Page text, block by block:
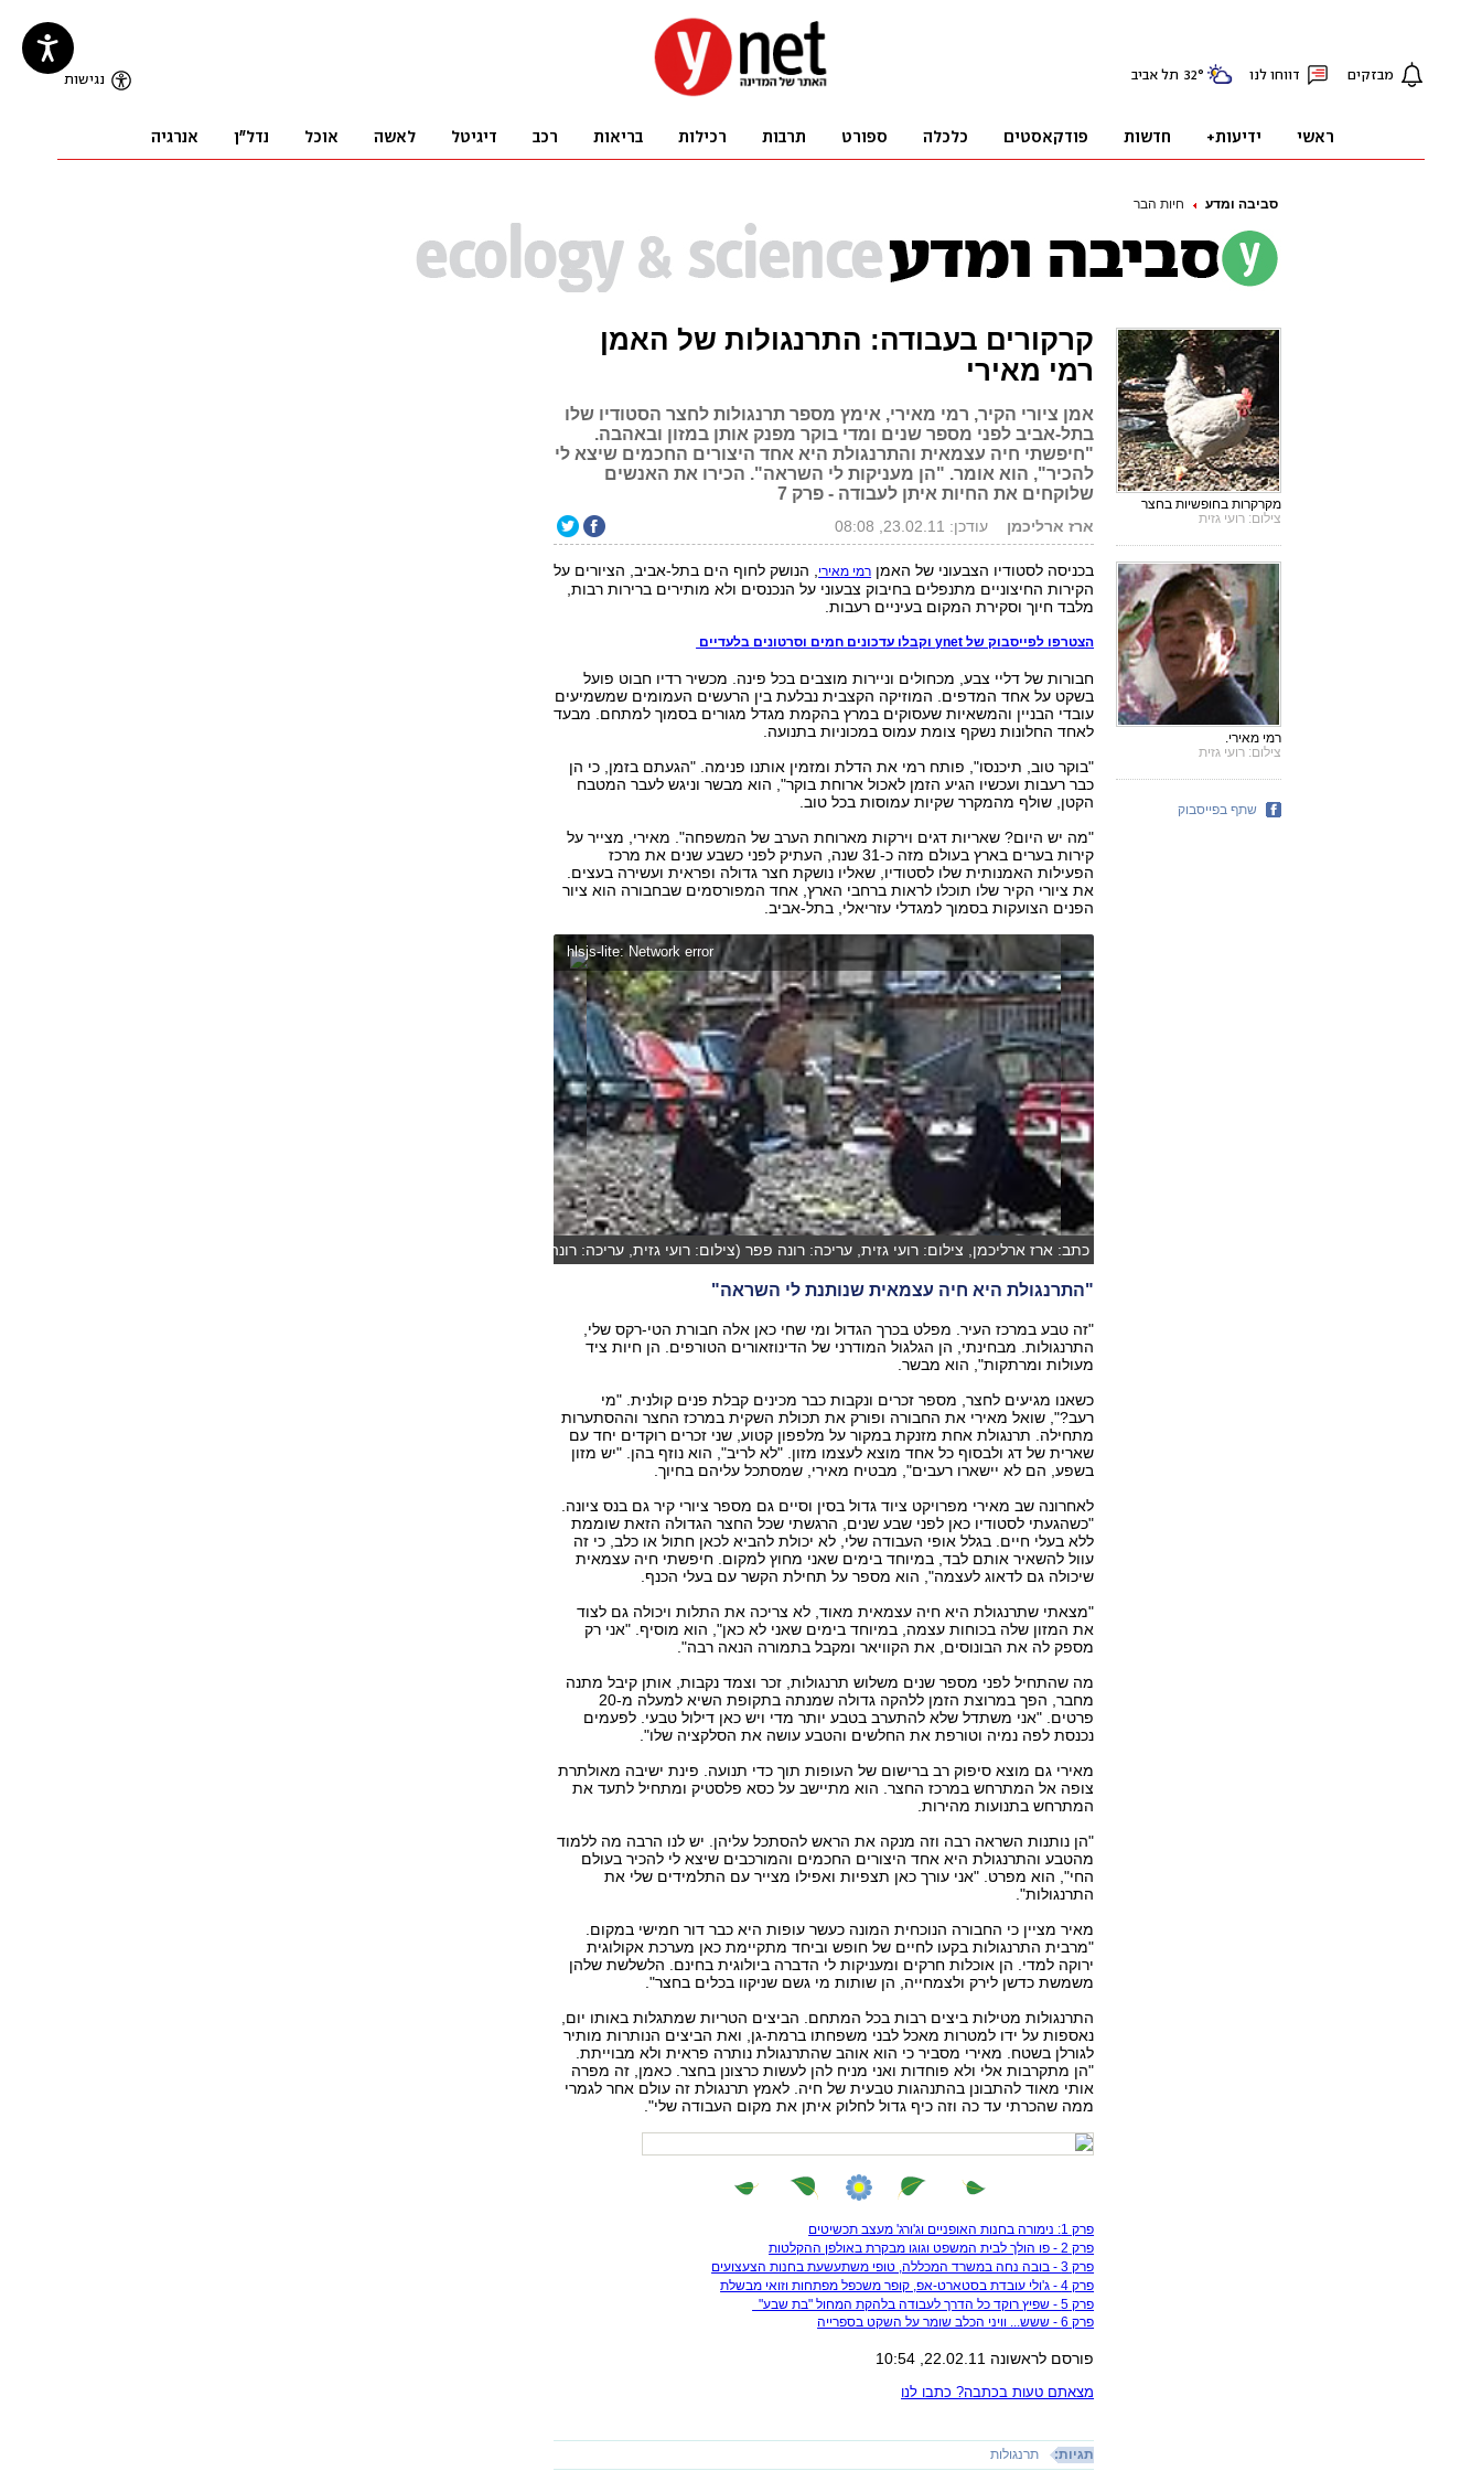
סביבה ומדע חיות הבר
קרקורים בעבודה: התרנגולות של האמן
רמי מאירי
אמן ציורי הקיר, רמי מאירי, אימץ מספר תרנגולות לחצר הסטודיו שלו
בתל-אביב לפני מספר שנים ומדי בוקר מפנק אותן במזון ובאהבה.
"חיפשתי חיה עצמאית והתרנגולת היא אחד היצורים החכמים שיצא לי
להכיר", הוא אומר. "הן מעניקות לי השראה". הכירו את האנשים
שלוקחים את החיות איתן לעבודה - פרק 7
ארז ארליכמן עודכן: 23.02.11, 08:08
בכניסה לסטודיו הצבעוני של האמן רמי מאירי, הנושק לחוף הים בתל-אביב, הציורים על
הקירות החיצוניים מתנפלים בחיבוק צבעוני על הנכנסים ולא מותירים ברירות רבות,
מלבד חיוך וסקירת המקום בעיניים רעבות.
הצטרפו לפייסבוק של ynet וקבלו עדכונים חמים וסרטונים בלעדיים
חבורות של דליי צבע, מכחולים וניירות מוצבים בכל פינה. מכשיר רדיו חבוט פועל
בשקט על אחד המדפים. המוזיקה הקצבית נבלעת בין הרעשים העמומים שמשמיעים
עובדי הבניין והמשאיות שעסוקים במרץ בהקמת מגדל מגורים בסמוך למתחם. מבעד
לאחד החלונות נשקף צומת עמוס במכוניות בתנועה.
"בוקר טוב, תיכנסו", פותח רמי את הדלת ומזמין אותנו פנימה. "הגעתם בזמן, כי הן
כבר רעבות ועכשיו הגיע הזמן לאכול ארוחת בוקר", הוא מבשר וניגש לעבר המטבח
הקטן, שולף מהמקרר שקיות עמוסות בכל טוב.
"מה יש היום? שאריות דגים וירקות מארוחת הערב של המשפחה". מאירי, מצייר על
קירות בערים בארץ בעולם מזה כ-31 שנה, העתיק לפני כשבע שנים את מרכז
הפעילות האמנותית שלו לסטודיו, שאליו נושקת חצר גדולה ופראית ועשירה בעצים.
את ציורי הקיר שלו תוכלו לראות ברחבי הארץ, אחד המפורסמים שבחבורה הוא ציור
הפנים הצועקות בסמוך למגדלי עזריאלי, בתל-אביב.
hlsjs-lite: Network error
כתב: ארז ארליכמן, צילום: רועי גזית, עריכה: רונה פפר (צילום: רועי גזית, עריכה: רונה
פפר)
"התרנגולת היא חיה עצמאית שנותנת לי השראה"
"זה טבע במרכז העיר. מפלט בכרך הגדול ומי שחי כאן אלה חבורת הטי-רקס שלי,
התרנגולות. מבחינתי, הן הגלגול המודרני של הדינוזאורים הטורפים. הן חיות ציד
מעולות ומרתקות", הוא מבשר.
כשאנו מגיעים לחצר, מספר זכרים ונקבות כבר מכינים קבלת פנים קולנית. "מי
רעב?", שואל מאירי את החבורה ופורק את תכולת השקית במרכז החצר וההסתערות
מתחילה. תרנגולת אחת מזנקת במקור על מלפפון קטוע, שני זכרים רוקדים יחד עם
שארית של דג ולבסוף כל אחד מוצא לעצמו מזון. "לא לריב", הוא נוזף בהן. "יש מזון
בשפע, הם לא יישארו רעבים", מבטיח מאירי, שמסתכל עליהם בחיוך.
לאחרונה שב מאירי מפרויקט ציוד גדול בסין וסיים גם מספר ציורי קיר גם בנס ציונה.
"כשהגעתי לסטודיו כאן לפני שבע שנים, הרגשתי שכל החצר הגדולה הזאת שוממת
ללא בעלי חיים. בגלל אופי העבודה שלי, לא יכולת להביא לכאן חתול או כלב, כי זה
עוול להשאיר אותם לבד, במיוחד בימים שאני מחוץ למקום. חיפשתי חיה עצמאית
שיכולה גם לדאוג לעצמה", הוא מספר על תחילת הקשר עם בעלי הכנף.
"מצאתי שתרנגולת היא חיה עצמאית מאוד, לא צריכה את התלות ויכולה גם לצוד
את המזון שלה בכוחות עצמה, במיוחד בימים שאני לא כאן", הוא מוסיף. "אני רק
מספק לה את הבונוסים, את הקוויאר ומקבל בתמורה הנאה רבה".
מה שהתחיל לפני מספר שנים משלוש תרנגולות, זכר וצמד נקבות, אותן קיבל מתנה
מחבר, הפך במרוצת הזמן ללהקה גדולה שמנתה בתקופת השיא למעלה מ-20
פרטים. "אני משתדל שלא להתערב בטבע יותר מדי ויש כאן דילול טבעי. לפעמים
נכנסת לפה נמיה וטורפת את החלשים והטבע עושה את הסלקציה שלו".
מאירי גם מוצא סיפוק רב ברישום של העופות תוך כדי תנועה. פינת ישיבה מאולתרת
צופה אל המתרחש במרכז החצר. הוא מתיישב על כסא פלסטיק ומתחיל לתעד את
המתרחש בתנועות מהירות.
"הן נותנות השראה רבה וזה מנקה את הראש להסתכל עליהן. יש לנו הרבה מה ללמוד
מהטבע והתרנגולת היא אחד היצורים החכמים והמורכבים שיצא לי להכיר בעולם
החי", הוא מפרט. "אני עורך כאן תצפיות ואפילו מצייר עם התלמידים שלי את
התרנגולות".
מאיר מציין כי החבורה הנוכחית המונה כעשר עופות היא כבר דור חמישי במקום.
"מרבית התרנגולות בקעו לחיים של חופש וביחד מתקיימת כאן מערכת אקולוגית
ירוקה למדי. הן אוכלות חרקים ומעניקות לי הדברה ביולוגית בחינם. הלשלשת שלהן
משמשת כדשן לירק ולצמחייה, הן שותות מי גשם שניקוו בכלים בחצר".
התרנגולות מטילות ביצים רבות בכל המתחם. הביצים הטריות שמתגלות באותו יום,
נאספות על ידו למטרות מאכל לבני משפחתו ברמת-גן, ואת הביצים הנותרות מותיר
לגורלן בשטח. מאירי מסביר כי הוא אוהב שהתרנגולת נותרה פראית ולא מבוייתת.
"הן מתקרבות אלי ולא פוחדות ואני מניח להן לעשות כרצונן בחצר. כאמן, זה מפרה
אותי מאוד להתבונן בהתנהגות טבעית של חיה. לאמץ תרנגולת זה עולם אחר לגמרי
ממה שהכרתי עד כה וזה כיף גדול לחלוק איתן את מקום העבודה שלי".
פרק 1: נימורה בחנות האופניים וג'ורג' מעצב תכשיטים
פרק 2 - פו הולך לבית המשפט וגוגו מבקרת באולפן ההקלטות
פרק 3 - בובה נחה במשרד המכללה, טופי משתעשעת בחנות הצעצועים
פרק 4 - ג'ולי עובדת בסטארט-אפ, קופר משכפל מפתחות וזואי מבשלת
פרק 5 - שפיץ רוקד כל הדרך לעבודה בלהקת המחול "בת שבע"
פרק 6 - ששש... וויני הכלב שומר על השקט בספרייה
פורסם לראשונה 22.02.11, 10:54
מצאתם טעות בכתבה? כתבו לנו
תגיות: תרנגולות
מקרקרות בחופשיות בחצר
צילום: רועי גזית
רמי מאירי.
צילום: רועי גזית
שתף בפייסבוק